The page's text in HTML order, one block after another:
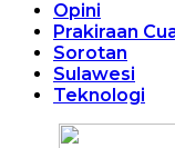
Opini
Prakiraan
Sorotan
Sulawesi
Teknologi